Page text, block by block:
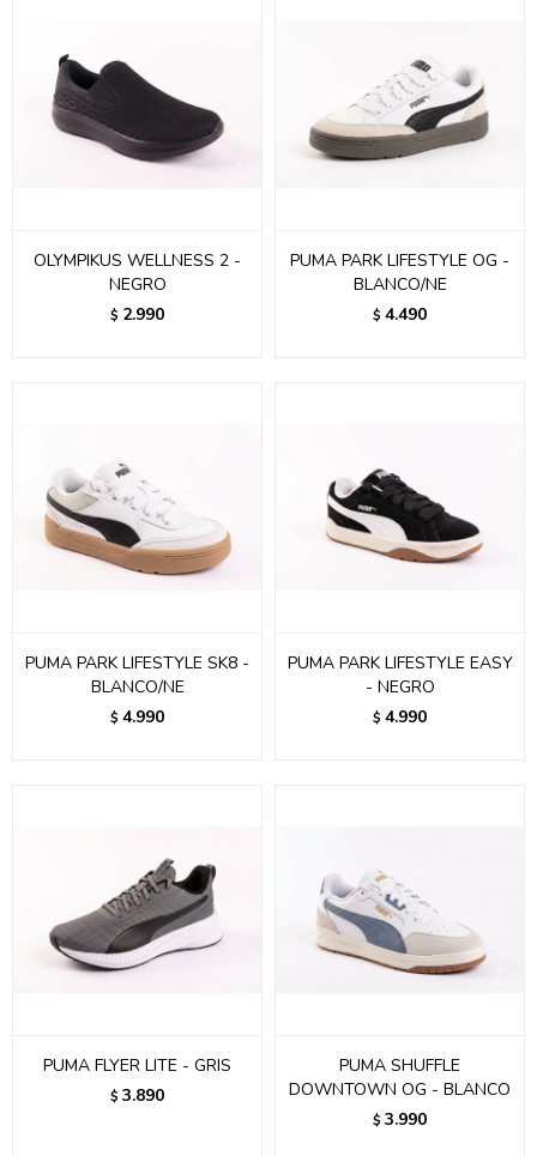
OLYMPIKUS WELLNESS 2 -
NEGRO
$ 2.990
PUMA PARK LIFESTYLE OG -
BLANCO/NE
$ 4.490
PUMA PARK LIFESTYLE SK8 -
BLANCO/NE
$ 4.990
PUMA PARK LIFESTYLE EASY
- NEGRO
$ 4.990
PUMA FLYER LITE - GRIS
$ 3.890
PUMA SHUFFLE
DOWNTOWN OG - BLANCO
$ 3.990